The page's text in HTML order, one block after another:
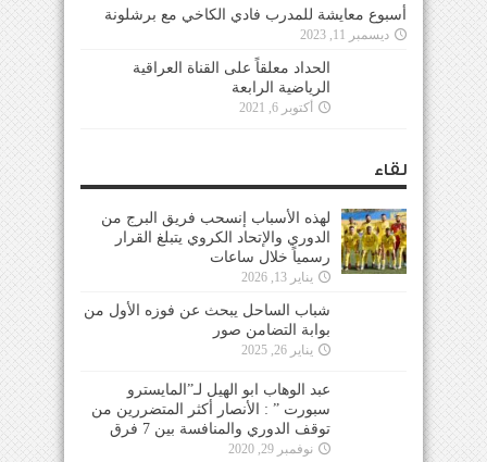
أسبوع معايشة للمدرب فادي الكاخي مع برشلونة
ديسمبر 11, 2023
الحداد معلقاً على القناة العراقية
الرياضية الرابعة
أكتوبر 6, 2021
لقاء
لهذه الأسباب إنسحب فريق البرج من
الدوري والإتحاد الكروي يتبلغ القرار
رسمياً خلال ساعات
يناير 13, 2026
شباب الساحل يبحث عن فوزه الأول من
بوابة التضامن صور
يناير 26, 2025
عبد الوهاب ابو الهيل لـ”المايسترو
سبورت ” : الأنصار أكثر المتضررين من
توقف الدوري والمنافسة بين 7 فرق
نوفمبر 29, 2020